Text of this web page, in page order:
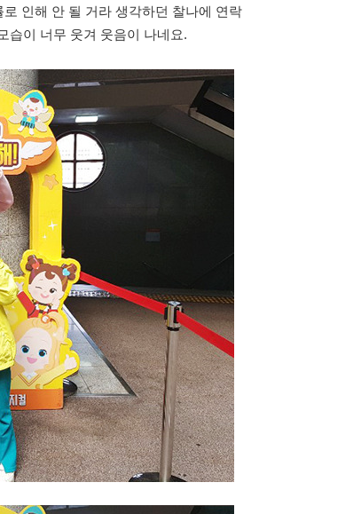
인해 안 될 거라 생각하던 찰나에 연락
습이 너무 웃겨 웃음이 나네요.